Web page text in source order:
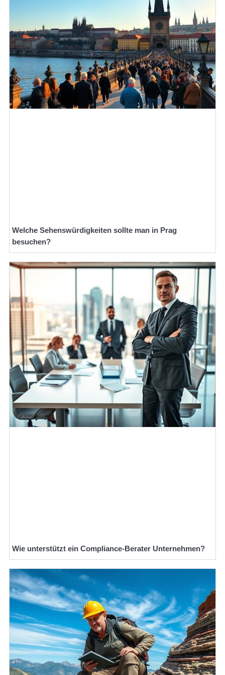
Welche Sehenswürdigkeiten sollte man in Prag
besuchen?
Wie unterstützt ein Compliance-Berater Unternehmen?